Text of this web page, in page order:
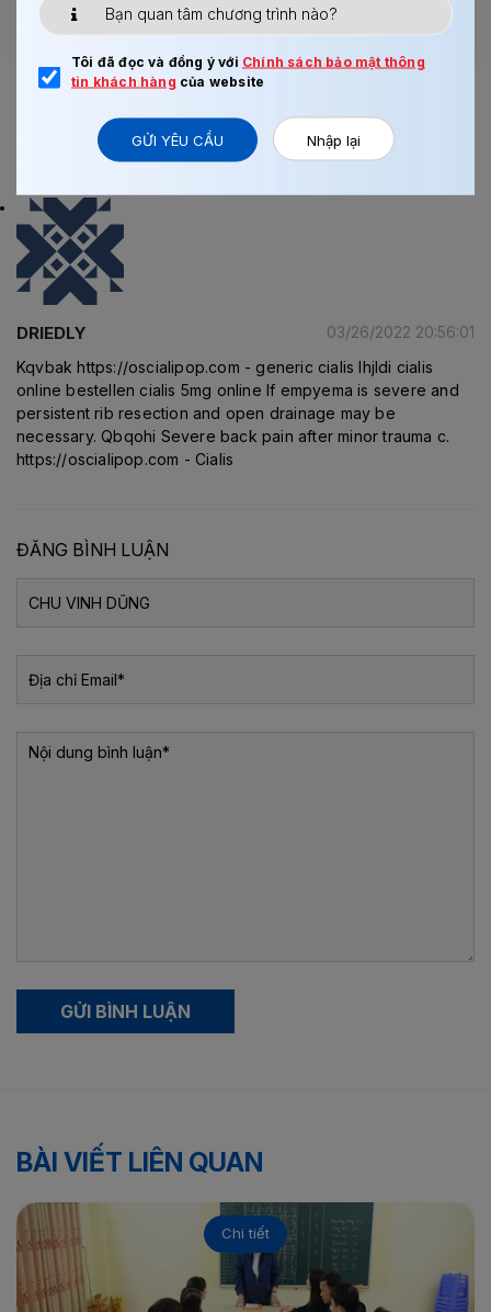
1 BÌNH LUẬN
DRIEDLY
03/26/2022 20:56:01
Kqvbak https://oscialipop.com - generic cialis Ihjldi cialis
online bestellen cialis 5mg online If empyema is severe and
persistent rib resection and open drainage may be
necessary. Qbqohi Severe back pain after minor trauma c.
https://oscialipop.com - Cialis
ĐĂNG BÌNH LUẬN
GỬI BÌNH LUẬN
BÀI VIẾT LIÊN QUAN
Chi tiết
Tôi đã đọc và đồng ý với Chính sách bảo mật thông
tin khách hàng của website
GỬI YÊU CẦU Nhập lại